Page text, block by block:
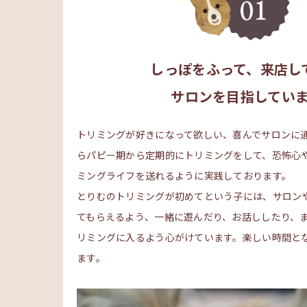
しっぽをふって、来店し
サロンを目指してい
トリミングが好きになって欲しい、喜んでサロンに
らパピー期から定期的にトリミングをして、恐怖心
ミングライフを送れるように実践しております。
とりむのトリミングが初めてという子には、サロ
てもらえるよう、一緒に遊んだり、お話ししたり、
リミングに入るよう心がけています。楽しい時間
ます。